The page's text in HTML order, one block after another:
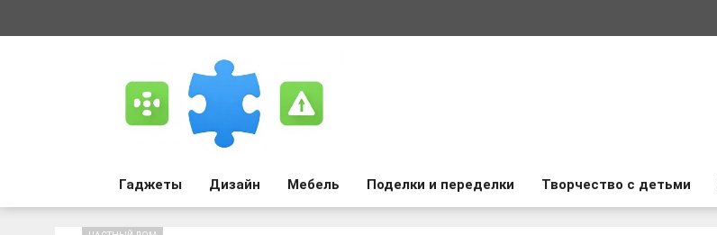
Гаджеты Дизайн Мебель Поделки и переделки Творчество с детьми